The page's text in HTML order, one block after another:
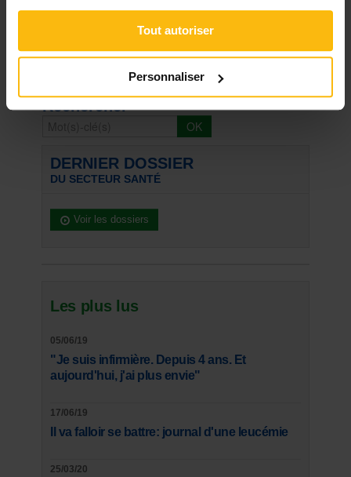
Tout autoriser
Personnaliser
Rechercher
DERNIER DOSSIER
DU SECTEUR SANTÉ
Voir les dossiers
Les plus lus
05/06/19
"Je suis infirmière. Depuis 4 ans. Et
aujourd'hui, j'ai plus envie"
17/06/19
Il va falloir se battre: journal d'une leucémie
25/03/20